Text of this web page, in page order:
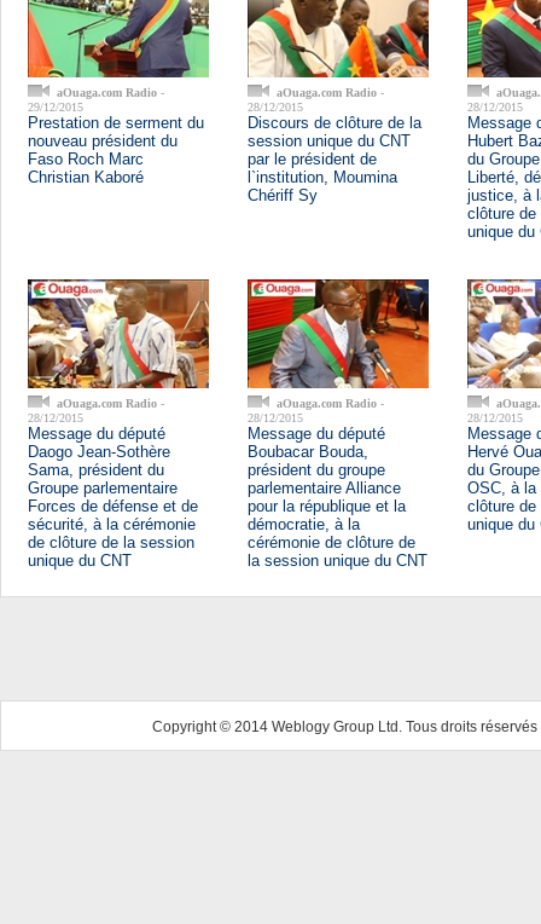
aOuaga.com Radio -
29/12/2015
Prestation de serment du
nouveau président du
Faso Roch Marc
Christian Kaboré
aOuaga.com Radio -
28/12/2015
Discours de clôture de la
session unique du CNT
par le président de
l`institution, Moumina
Chériff Sy
28/12/2015
Message
Hubert
du
Liberté,
justice, à
clôture
unique du
aOuaga.com Radio -
28/12/2015
Message du député
Daogo Jean-Sothère
Sama, président du
Groupe parlementaire
Forces de défense et de
sécurité, à la cérémonie
de clôture de la session
unique du CNT
aOuaga.com Radio -
28/12/2015
Message du député
Boubacar Bouda,
président du groupe
parlementaire Alliance
pour la république et la
démocratie, à la
cérémonie de clôture de
la session unique du CNT
28/12/2015
Message
Hervé
du
OSC, à la
clôture
unique du
Copyright © 2014 Weblogy Group Ltd. Tous droits